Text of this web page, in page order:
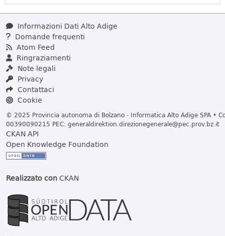
Informazioni Dati Alto Adige
Domande frequenti
Atom Feed
Ringraziamenti
Note legali
Privacy
Contattaci
Cookie
© 2025 Provincia autonoma di Bolzano - Informatica Alto Adige SPA •
00390090215 PEC: generaldirektion.direzionegenerale@pec.prov.bz.it
CKAN API
Open Knowledge Foundation
Realizzato conCKAN